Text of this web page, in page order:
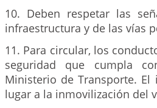
10. Deben respetar las
infraestructura y de las vías
11. Para circular, los
seguridad que cumpla
Ministerio de Transporte.
lugar a la inmovilización del